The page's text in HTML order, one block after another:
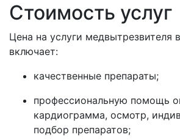
Стоимость услуг
Цена на услуги медвытрезвителя в
включает:
качественные препараты;
профессиональную помощь
кардиограмма, осмотр,
подбор препаратов;